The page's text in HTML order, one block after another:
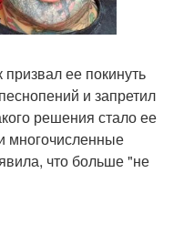
ее покинуть
и запретил
решения стало ее
многочисленные
что больше "не